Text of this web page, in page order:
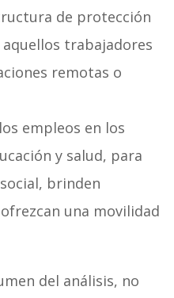
de protección
trabajadores
remotas o
empleos en los
y salud, para
brinden
una movilidad
del análisis, no